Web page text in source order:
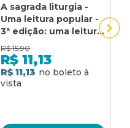
A sagrada liturgia -
Uma leitura popular -
3ª edição: uma leitura
popular
R$ 15,90
R$ 11,13
R$ 11,13